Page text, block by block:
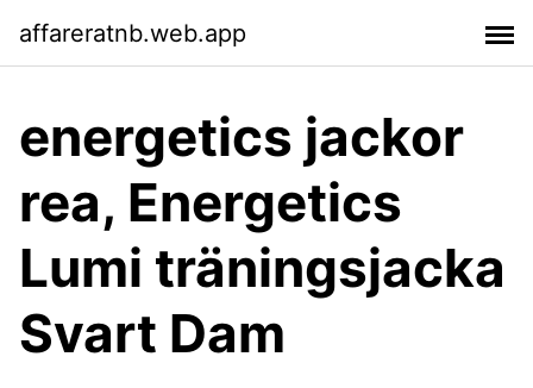
affareratnb.web.app
energetics jackor
rea, Energetics
Lumi träningsjacka
Svart Dam